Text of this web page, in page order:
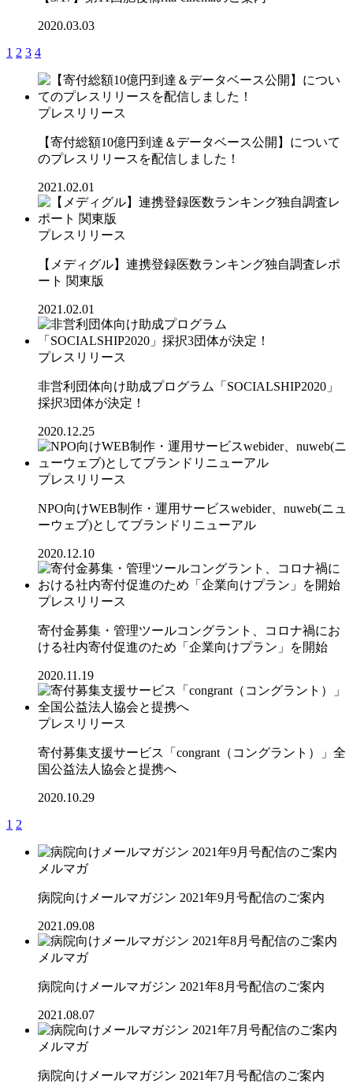
2020.03.03
1 2 3 4
プレスリリース
【寄付総額10億円到達＆データベース公開】について
のプレスリリースを配信しました！
2021.02.01
プレスリリース
【メディグル】連携登録医数ランキング独⾃調査レポ
ート 関東版
2021.02.01
プレスリリース
非営利団体向け助成プログラム「SOCIALSHIP2020」
採択3団体が決定！
2020.12.25
プレスリリース
NPO向けWEB制作・運用サービスwebider、nuweb(ニュ
ーウェブ)としてブランドリニューアル
2020.12.10
プレスリリース
寄付金募集・管理ツールコングラント、コロナ禍にお
ける社内寄付促進のため「企業向けプラン」を開始
2020.11.19
プレスリリース
寄付募集支援サービス「congrant（コングラント）」全
国公益法人協会と提携へ
2020.10.29
1 2
メルマガ
病院向けメールマガジン 2021年9月号配信のご案内
2021.09.08
メルマガ
病院向けメールマガジン 2021年8月号配信のご案内
2021.08.07
メルマガ
病院向けメールマガジン 2021年7月号配信のご案内